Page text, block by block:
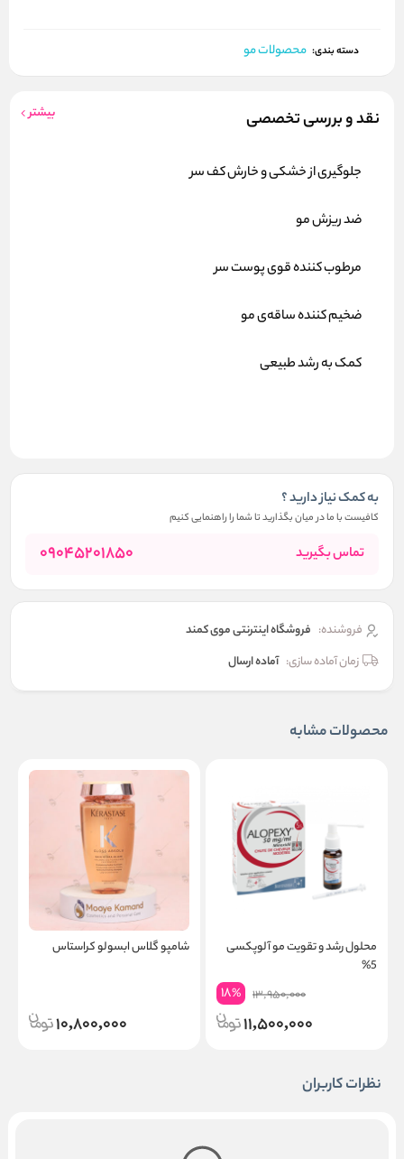
دسته بندی: محصولات مو
نقد و بررسی تخصصی بیشتر
جلوگیری از خشکی و خارش کف سر
ضد ریزش مو
مرطوب کننده قوی پوست سر
ضخیم کننده ساقه‌ی مو
کمک به رشد طبیعی
به کمک نیاز دارید ؟
کافیست با ما در میان بگذارید تا شما را راهنمایی کنیم
تماس بگیرید 09045201850
فروشنده: فروشگاه اینترنتی موی کمند
زمان آماده سازی: آماده ارسال
محصولات مشابه
محلول رشد و تقویت مو آلوپکسی
5%
13,950,000
18%
11,500,000
شامپو گلاس ابسولو کراستاس
10,800,000
نظرات کاربران